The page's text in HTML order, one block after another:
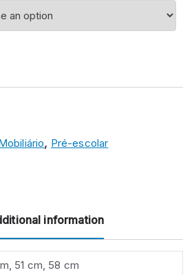
, Pré-escolar
information
51 cm, 58 cm